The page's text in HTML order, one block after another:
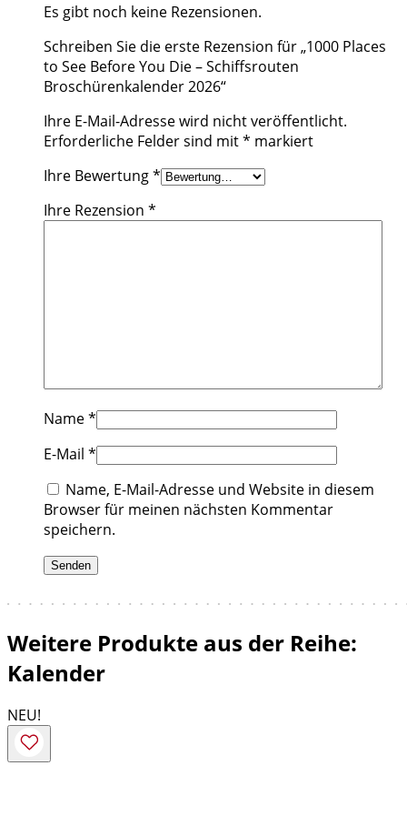
Es gibt noch keine Rezensionen.
Schreiben Sie die erste Rezension für „1000 Places
to See Before You Die – Schiffsrouten
Broschürenkalender 2026“
Ihre E-Mail-Adresse wird nicht veröffentlicht.
Erforderliche Felder sind mit* markiert
Ihre Bewertung*
Ihre Rezension *
Name*
E-Mail *
Name, E-Mail-Adresse und Website in diesem
Browser für meinen nächsten Kommentar
speichern.
Weitere Produkte aus der Reihe:
Kalender
NEU!